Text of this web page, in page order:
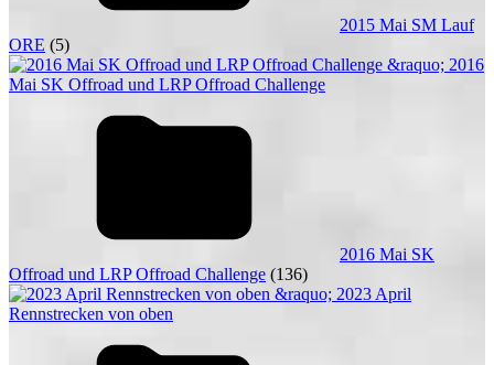
2015 Mai SM Lauf
ORE (5)
2016 Mai SK
Offroad und LRP Offroad Challenge (136)